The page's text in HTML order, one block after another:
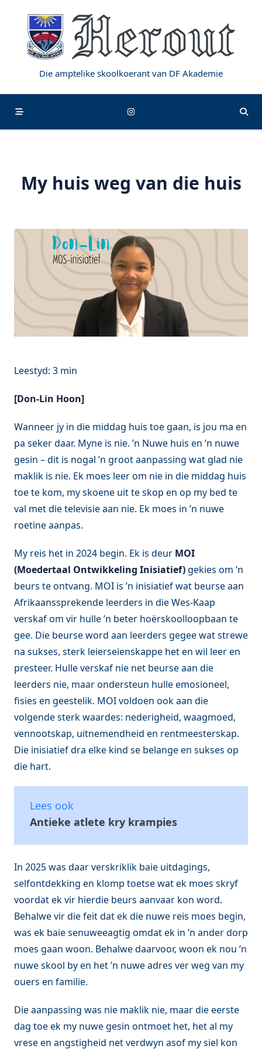
content
Die amptelike skoolkoerant van DF Akademie
My huis weg van die huis
[Don-Lin Hoon]
Wanneer jy in die middag huis toe gaan, is jou ma en
pa seker daar. Myne is nie. ’n Nuwe huis en ‘n nuwe
gesin – dit is nogal ’n groot aanpassing wat glad nie
maklik is nie. Ek moes leer om nie in die middag huis
toe te kom, my skoene uit te skop en op my bed te
val met die televisie aan nie. Ek moes in ’n nuwe
roetine aanpas.
My reis het in 2024 begin. Ek is deur MOI
(Moedertaal Ontwikkeling Inisiatief)gekies om ’n
beurs te ontvang. MOI is ’n inisiatief wat beurse aan
Afrikaanssprekende leerders in die Wes-Kaap
verskaf om vir hulle ’n beter hoërskoolloopbaan te
gee. Die beurse word aan leerders gegee wat strewe
na sukses, sterk leierseienskappe het en wil leer en
presteer. Hulle verskaf nie net beurse aan die
leerders nie, maar ondersteun hulle emosioneel,
fisies en geestelik. MOI voldoen ook aan die
volgende sterk waardes: nederigheid, waagmoed,
vennootskap, uitnemendheid en rentmeesterskap.
Die inisiatief dra elke kind se belange en sukses op
die hart.
Lees ook
Antieke atlete kry krampies
In 2025 was daar verskriklik baie uitdagings,
selfontdekking en klomp toetse wat ek moes skryf
voordat ek vir hierdie beurs aanvaar kon word.
Behalwe vir die feit dat ek die nuwe reis moes begin,
was ek baie senuweeagtig omdat ek in ’n ander dorp
moes gaan woon. Behalwe daarvoor, woon ek nou ’n
nuwe skool by en het ’n nuwe adres ver weg van my
ouers en familie.
Die aanpassing was nie maklik nie, maar die eerste
dag toe ek my nuwe gesin ontmoet het, het al my
vrese en angstigheid net verdwyn asof my siel kon